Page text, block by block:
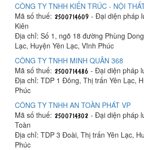
CÔNG TY TNHH KIẾN TRÚC - NỘI
Mã số thuế:
- Đại diện pháp
Kiên
Địa chỉ: Số 1, ngõ 18 đường Phùng
Lạc, Huyện Yên Lạc, Vĩnh Phúc
CÔNG TY TNHH MINH QUÂN 368
Mã số thuế:
- Đại diện pháp
Địa chỉ: TDP 1 Đông, Thị trấn Yên Lạc,
Phúc
CÔNG TY TNHH AN TOÀN PHÁT VP
Mã số thuế:
- Đại diện pháp
Toàn
Địa chỉ: TDP 3 Đoài, Thị trấn Yên Lạc,
Phúc